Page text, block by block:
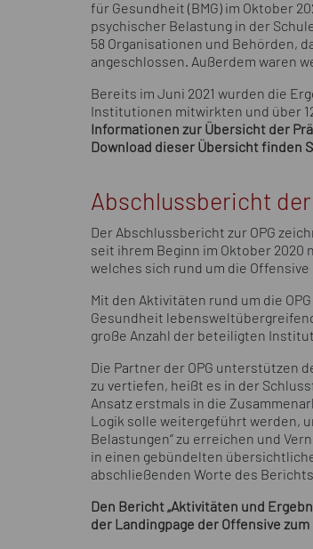
für Gesundheit (BMG) im Oktober
psychischer Belastung in der
58 Organisationen und Behörden,
angeschlossen. Außerdem waren
Bereits im Juni 2021 wurden die
Institutionen mitwirkten und über
Informationen zur Übersicht der
Download dieser Übersicht finden
Abschlussbericht der
Der Abschlussbericht zur OPG
seit ihrem Beginn im Oktober 2020
welches sich rund um die
Mit den Aktivitäten rund um die
Gesundheit
große Anzahl der beteiligten
Die Partner der OPG unterstützen
zu vertiefen, heißt es in der
Ansatz erstmals in die
Logik solle weitergeführt werden,
Belastungen“ zu erreichen und
in einen gebündelten
abschließenden Worte des
Den Bericht „Aktivitäten und
der Landingpage der Offensive zum